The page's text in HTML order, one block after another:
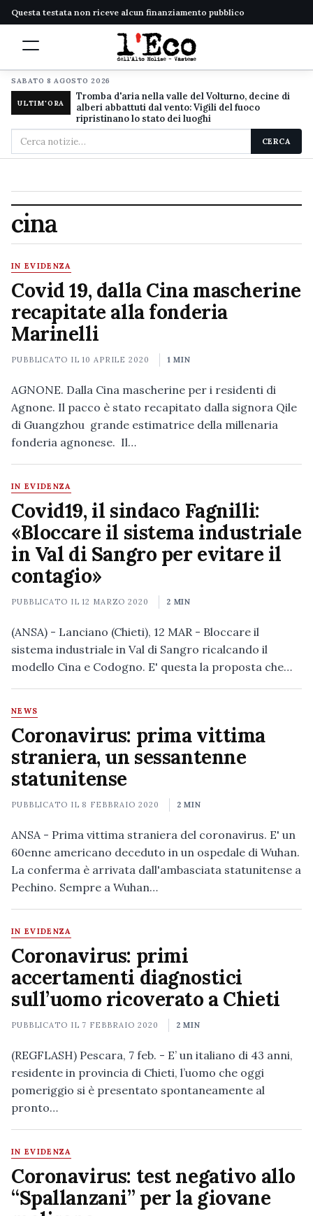
Questa testata non riceve alcun finanziamento pubblico
SABATO 8 AGOSTO 2026
ULTIM'ORA
Tromba d'aria nella valle del Volturno, decine di
alberi abbattuti dal vento: Vigili del fuoco
ripristinano lo stato dei luoghi
Cerca
nel
CERCA
cina
IN EVIDENZA
Covid 19, dalla Cina mascherine
recapitate alla fonderia
Marinelli
PUBBLICATO IL10 APRILE 2020 1 MIN
AGNONE. Dalla Cina mascherine per i residenti di
Agnone. Il pacco è stato recapitato dalla signora Qile
di Guangzhou grande estimatrice della millenaria
fonderia agnonese. Il…
IN EVIDENZA
Covid19, il sindaco Fagnilli:
«Bloccare il sistema industriale
in Val di Sangro per evitare il
contagio»
PUBBLICATO IL12 MARZO 2020 2 MIN
(ANSA) - Lanciano (Chieti), 12 MAR - Bloccare il
sistema industriale in Val di Sangro ricalcando il
modello Cina e Codogno. E' questa la proposta che…
NEWS
Coronavirus: prima vittima
straniera, un sessantenne
statunitense
PUBBLICATO IL 8 FEBBRAIO 2020 2 MIN
ANSA - Prima vittima straniera del coronavirus. E' un
60enne americano deceduto in un ospedale di Wuhan.
La conferma è arrivata dall'ambasciata statunitense a
Pechino. Sempre a Wuhan…
IN EVIDENZA
Coronavirus: primi
accertamenti diagnostici
sull’uomo ricoverato a Chieti
PUBBLICATO IL 7 FEBBRAIO 2020 2 MIN
(REGFLASH) Pescara, 7 feb. - E’ un italiano di 43 anni,
residente in provincia di Chieti, l’uomo che oggi
pomeriggio si è presentato spontaneamente al
pronto…
IN EVIDENZA
Coronavirus: test negativo allo
“Spallanzani” per la giovane